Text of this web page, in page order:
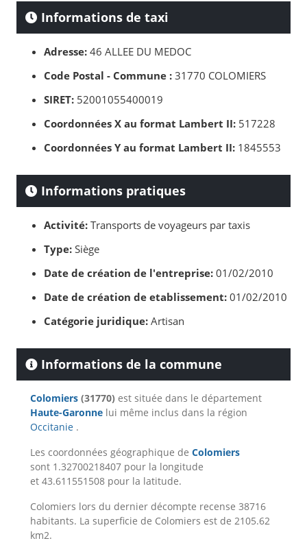
Informations de taxi
Adresse: 46 ALLEE DU MEDOC
Code Postal - Commune : 31770 COLOMIERS
SIRET: 52001055400019
Coordonnées X au format Lambert II: 517228
Coordonnées Y au format Lambert II: 1845553
Informations pratiques
Activité: Transports de voyageurs par taxis
Type: Siège
Date de création de l'entreprise: 01/02/2010
Date de création de etablissement: 01/02/2010
Catégorie juridique: Artisan
Informations de la commune
Colomiers (31770) est située dans le département
Haute-Garonne lui même inclus dans la région
Occitanie .
Les coordonnées géographique de Colomiers
sont 1.32700218407 pour la longitude
et 43.611551508 pour la latitude.
Colomiers lors du dernier décompte recense 38716
habitants. La superficie de Colomiers est de 2105.62
km2.